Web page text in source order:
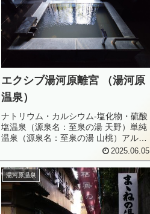
エクシブ湯河原離宮 （湯河原
温泉）
ナトリウム・カルシウム-塩化物・硫酸
塩温泉（源泉名：至泉の湯 天野）単純
温泉（源泉名：至泉の湯 山桃）アルカ
リ性単純温泉（源泉名：至泉の湯 岫
雲）ナトリウム・カルシウム-塩化物・
硫酸塩温泉（源泉名：至泉の湯 明暗）
神奈川県足柄下郡湯河原町宮...
2025.06.05
湯河原温泉